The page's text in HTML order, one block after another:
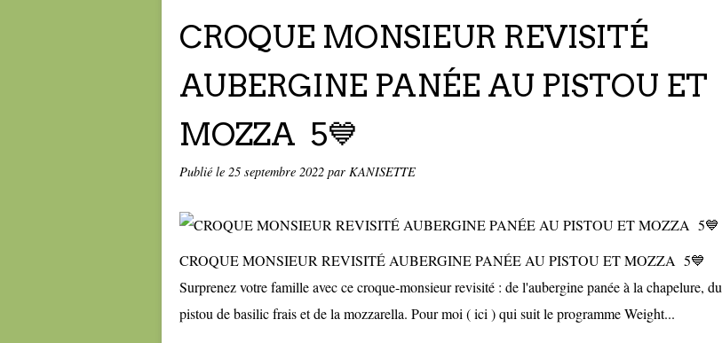
CROQUE MONSIEUR REVISITÉ
AUBERGINE PANÉE AU PISTOU ET
MOZZA 5💙
Publié le 25 septembre 2022 par KANISETTE
CROQUE MONSIEUR REVISITÉ AUBERGINE PANÉE AU PISTOU ET MOZZA 5💙
Surprenez votre famille avec ce croque-monsieur revisité : de l'aubergine panée à la chapelure, du
pistou de basilic frais et de la mozzarella. Pour moi ( ici ) qui suit le programme Weight...